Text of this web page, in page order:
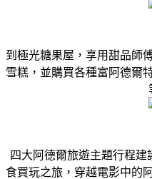
到極光糖果屋，享用甜品師
雪糕，並購買各種富阿德爾
四大阿德爾旅遊主題行程建
食買玩之旅，穿越電影中的